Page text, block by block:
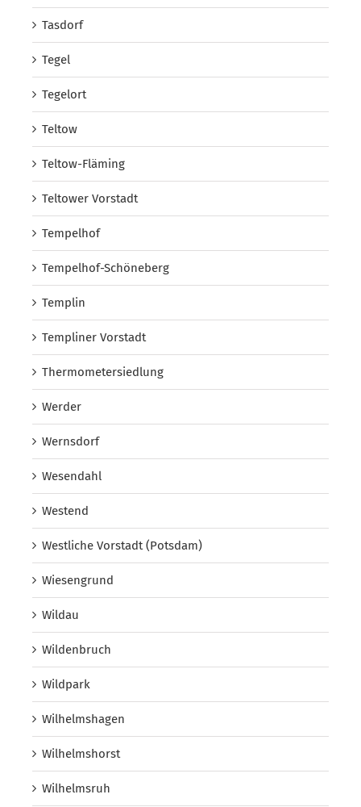
Tasdorf
Tegel
Tegelort
Teltow
Teltow-Fläming
Teltower Vorstadt
Tempelhof
Tempelhof-Schöneberg
Templin
Templiner Vorstadt
Thermometersiedlung
Werder
Wernsdorf
Wesendahl
Westend
Westliche Vorstadt (Potsdam)
Wiesengrund
Wildau
Wildenbruch
Wildpark
Wilhelmshagen
Wilhelmshorst
Wilhelmsruh